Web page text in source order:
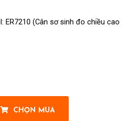
ER7210 (Cân sơ sinh đo chiều cao
CHỌN MUA